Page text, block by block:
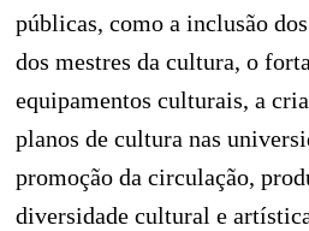
públicas, como a inclusão
dos mestres da cultura, o
equipamentos culturais, a
planos de cultura nas
promoção da circulação,
diversidade cultural e